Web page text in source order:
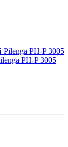
PH-P 3005